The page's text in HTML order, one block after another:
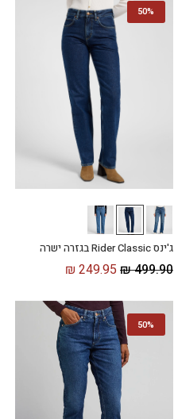
50%
ג'ינס Rider Classic בגזרה ישרה
₪499.90
₪ 249.95
50%